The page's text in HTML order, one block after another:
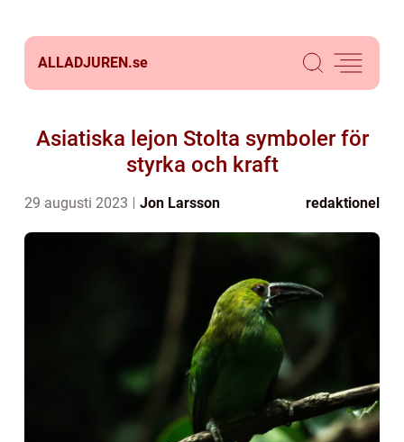
ALLADJUREN.se
Asiatiska lejon Stolta symboler för
styrka och kraft
29 augusti 2023 Jon Larsson redaktionel